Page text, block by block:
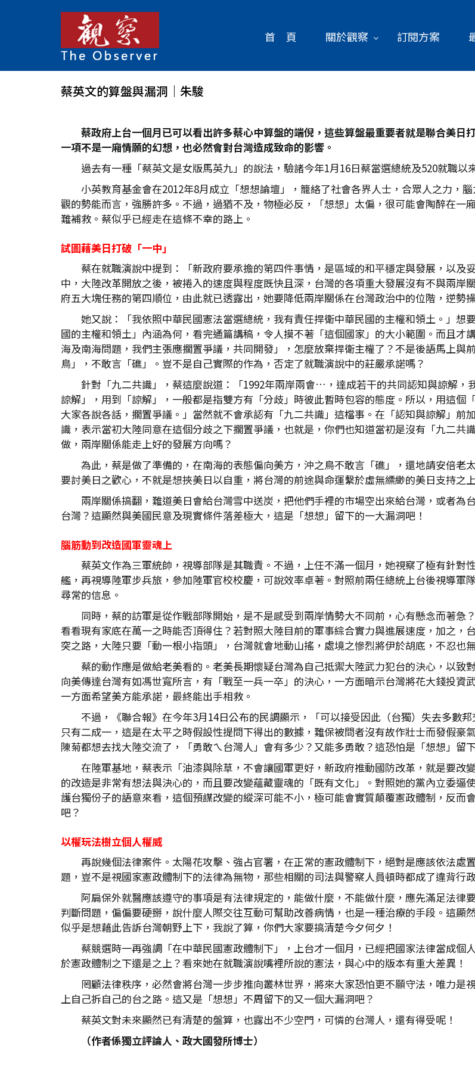
首 頁 關於觀察 訂閱方案
蔡英文的算盤與漏洞｜朱駿
蔡政府上台一個月已可以看出許多蔡心中算盤的端倪，這些算盤最重要者就是聯合美日
一項不是一廂情願的幻想，也必然會對台灣造成致命的影響。
過去有一種「蔡英文是女版馬英九」的說法，驗諸今年1月16日蔡當選總統及520就職
小英教育基金會在2012年8月成立「想想論壇」，籠絡了社會各界人士，合眾人之力，
觀的勢能而言，強勝許多。不過，過猶不及，物極必反，「想想」太偏，很可能會陶醉在一
難補救。蔡似乎已經走在這條不幸的路上。
試圖藉美日打破「一中」
蔡在就職演說中提到：「新政府要承擔的第四件事情，是區域的和平穩定與發展，以及
中，大陸改革開放之後，被捲入的速度與程度既快且深，台灣的各項重大發展沒有不與兩
府五大塊任務的第四順位，由此就已透露出，她要降低兩岸關係在台灣政治中的位階，逆勢
她又說：「我依照中華民國憲法當選總統，我有責任捍衛中華民國的主權和領土。」想
國的主權和領土」內涵為何，看完通篇講稿，令人摸不著「這個國家」的大小範圍。而且
海及南海問題，我們主張應擱置爭議，共同開發」，怎麼放棄捍衛主權了？不是後語馬上與
鳥」，不敢言「礁」。豈不是自己實際的作為，否定了就職演說中的莊嚴承諾嗎？
針對「九二共識」，蔡這麼說道：「1992年兩岸兩會…，達成若干的共同認知與諒解
諒解」，用到「諒解」，一般都是指雙方有「分歧」時彼此暫時包容的態度。所以，用這個
大家各說各話，擱置爭議。」當然就不會承認有「九二共識」這檔事。在「認知與諒解」
識，表示當初大陸同意在這個分歧之下擱置爭議，也就是，你們也知道當初是沒有「九二
做，兩岸關係能走上好的發展方向嗎？
為此，蔡是做了準備的，在南海的表態偏向美方，沖之鳥不敢言「礁」，還地請安倍
要討美日之歡心，不就是想挾美日以自重，將台灣的前途與命運繫於虛無縹緲的美日支持之
兩岸關係搞翻，難道美日會給台灣雪中送炭，把他們手裡的市場空出來給台灣，或者
台灣？這顯然與美國民意及現實條件落差極大，這是「想想」留下的一大漏洞吧！
腦筋動到改造國軍靈魂上
蔡英文作為三軍統帥，視導部隊是其職責。不過，上任不滿一個月，她視察了極有針對
艦，再視導陸軍步兵旅，參加陸軍官校校慶，可說效率卓著。對照前兩任總統上台後視導軍
尋常的信息。
同時，蔡的訪軍是從作戰部隊開始，是不是感受到兩岸情勢大不同前，心有懸念而著
看看現有家底在萬一之時能否頂得住？若對照大陸目前的軍事綜合實力與進展速度，加之
突之路，大陸只要「動一根小指頭」，台灣就會地動山搖，處境之慘烈將伊於胡底，不忍也
蔡的動作應是做給老美看的。老美長期懷疑台灣為自己抵禦大陸武力犯台的決心，以
向美傳達台灣有如馮世寬所言，有「戰至一兵一卒」的決心，一方面暗示台灣將花大錢投資
一方面希望美方能承諾，最終能出手相救。
不過，《聯合報》在今年3月14日公布的民調顯示，「可以接受因此（台獨）失去多數
只有二成一，這是在太平之時假設性提問下得出的數據，難保被問者沒有故作壯士而發假
陳菊都想去找大陸交流了，「勇敢ㄟ台灣人」會有多少？又能多勇敢？這恐怕是「想想」留
在陸軍基地，蔡表示「油漆與除草，不會讓國軍更好，新政府推動國防改革，就是要改
的改造是非常有想法與決心的，而且要改變蘊藏靈魂的「既有文化」。對照她的黨內立委
護台獨份子的語意來看，這個預謀改變的縱深可能不小，極可能會實質顛覆憲政體制，反
吧？
以權玩法樹立個人權威
再說幾個法律案件。太陽花攻擊、強占官署，在正常的憲政體制下，絕對是應該依法處
題，豈不是視國家憲政體制下的法律為無物，那些相關的司法與警察人員頓時都成了違背行
阿扁保外就醫應該遵守的事項是有法律規定的，能做什麼，不能做什麼，應先滿足法
判斷問題，偏偏要硬掰，說什麼人際交往互動可幫助改善病情，也是一種治療的手段。這顯
似乎是想藉此告訴台灣朝野上下，我說了算，你們大家要搞清楚今夕何夕！
蔡競選時一再強調「在中華民國憲政體制下」，上台才一個月，已經把國家法律當成
於憲政體制之下還是之上？看來她在就職演說嘴裡所說的憲法，與心中的版本有重大差異！
罔顧法律秩序，必然會將台灣一步步推向叢林世界，將來大家恐怕更不願守法，唯力
上自己拆自己的台之路。這又是「想想」不周留下的又一個大漏洞吧？
蔡英文對未來顯然已有清楚的盤算，也露出不少空門，可憐的台灣人，還有得受呢！
（作者係獨立評論人、政大國發所博士）